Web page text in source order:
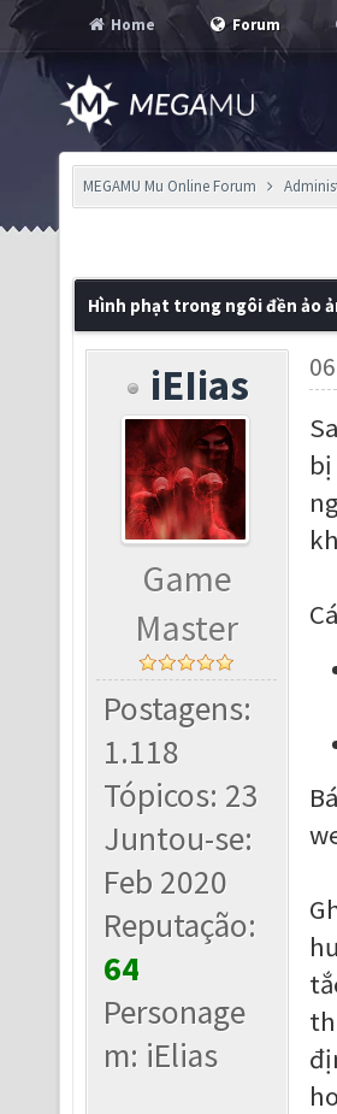
Home Forum
MEGAMU Mu Online Forum
Hình phạt trong ngôi đền ảo
iEIias
Game
Master
Postagens:
1.118
Tópicos: 23
Juntou-se:
Feb 2020
Reputação:
64
Personage
m: iElias